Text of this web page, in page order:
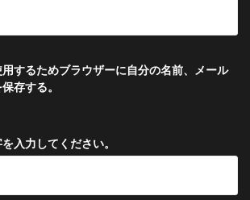
するためブラウザーに自分の名前、メール
存する。
入力してください。